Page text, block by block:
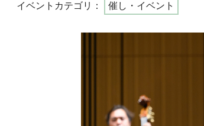
イベントカテゴリ： 催し・イベント